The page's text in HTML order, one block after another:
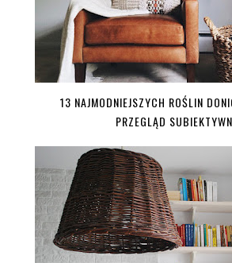
13 NAJMODNIEJSZYCH ROŚLIN
PRZEGLĄD